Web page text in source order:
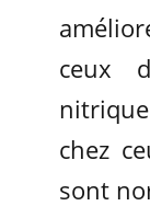
ceux
chez
sont